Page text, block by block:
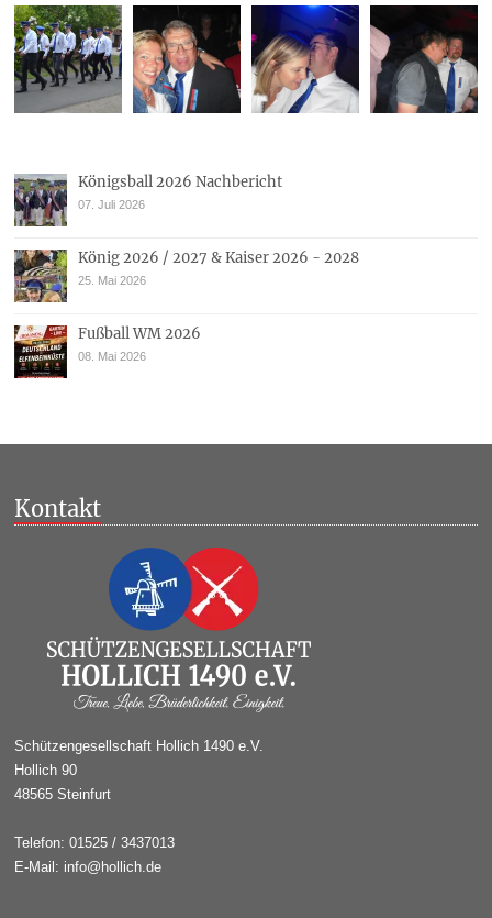
Königsball 2026 Nachbericht
07. Juli 2026
König 2026 / 2027 & Kaiser 2026 - 2028
25. Mai 2026
Fußball WM 2026
08. Mai 2026
Kontakt
Schützengesellschaft Hollich 1490 e.V.
Hollich 90
48565 Steinfurt
Telefon: 01525 / 3437013
E-Mail: info@hollich.de